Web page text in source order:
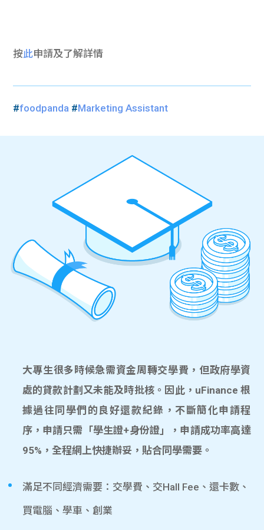
按此申請及了解詳情
#foodpanda #Marketing Assistant
大專生很多時候急需資金周轉交學費，但政府學資
處的貸款計劃又未能及時批核。因此，uFinance 根
據過往同學們的良好還款紀錄，不斷簡化申請程
序，申請只需「學生證+身份證」，申請成功率高達
95%，全程網上快捷辦妥，貼合同學需要。
滿足不同經濟需要：交學費、交Hall Fee、還卡數、
買電腦、學車、創業